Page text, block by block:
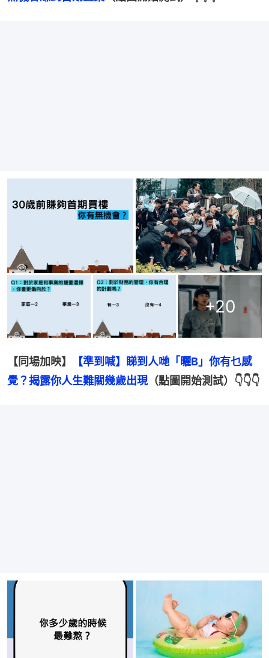
+20
【同場加映】
【準到喊】睇到人哋「曬B」你有乜感
覺？揭露你人生難關幾歲出現（點圖開始測試）👇👇👇